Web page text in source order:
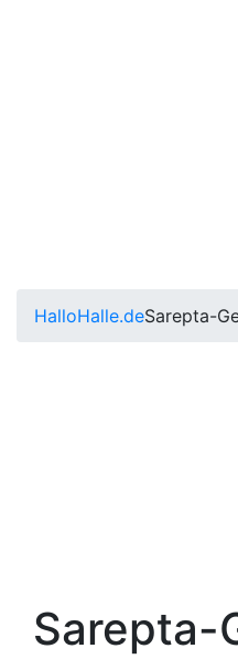
HalloHalle.deSarepta-
Sarepta-